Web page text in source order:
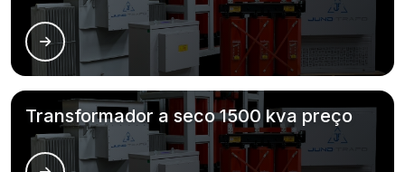
Transformador a seco 1500 kva preço